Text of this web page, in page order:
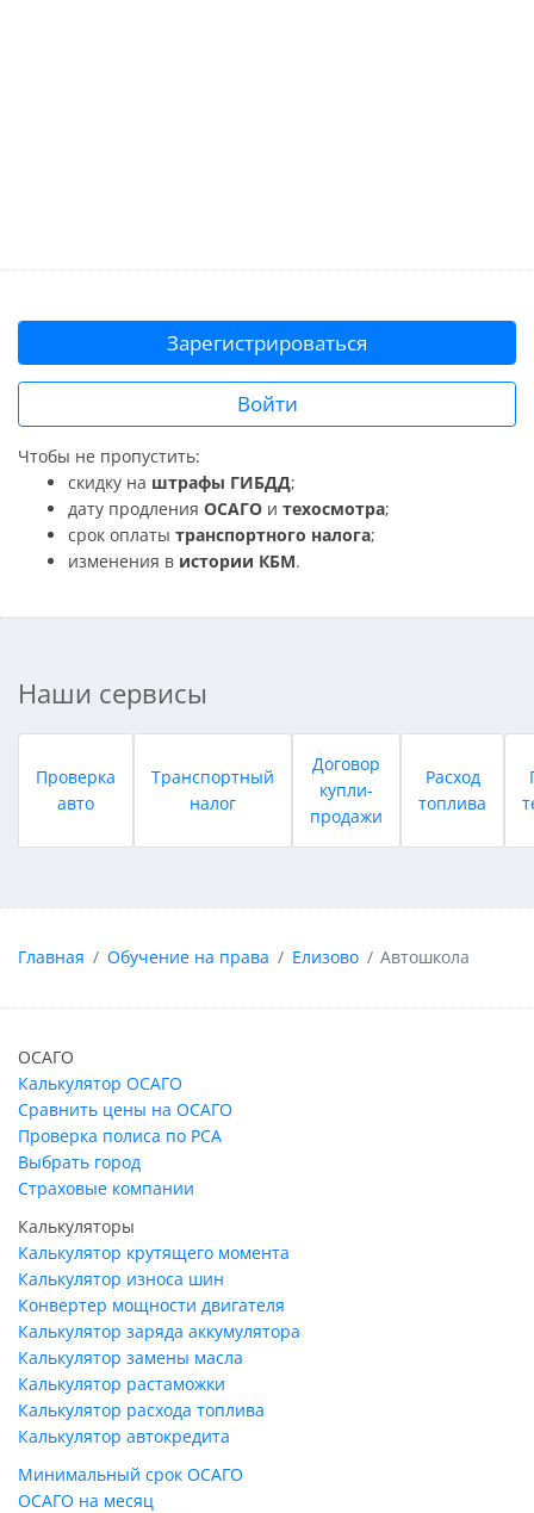
Зарегистрироваться
Войти
Чтобы не пропустить:
скидку на штрафы ГИБДД;
дату продления ОСАГО и техосмотра;
срок оплаты транспортного налога;
изменения в истории КБМ.
Наши сервисы
Проверка
авто
Транспортный
налог
Договор
купли-
продажи
Расход
топлива
Главная Обучение на права Елизово Автошкола
ОСАГО
Калькулятор ОСАГО
Сравнить цены на ОСАГО
Проверка полиса по РСА
Выбрать город
Страховые компании
Калькуляторы
Калькулятор крутящего момента
Калькулятор износа шин
Конвертер мощности двигателя
Калькулятор заряда аккумулятора
Калькулятор замены масла
Калькулятор растаможки
Калькулятор расхода топлива
Калькулятор автокредита
Минимальный срок ОСАГО
ОСАГО на месяц